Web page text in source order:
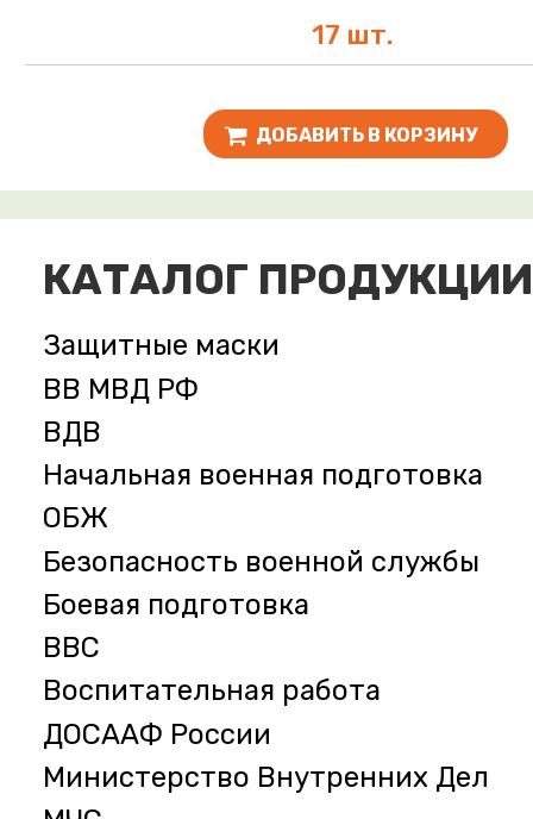
17 шт.
ДОБАВИТЬ В КОРЗИНУ
КАТАЛОГ ПРОДУКЦИИ
Защитные маски
ВВ МВД РФ
ВДВ
Начальная военная подготовка
ОБЖ
Безопасность военной службы
Боевая подготовка
ВВС
Воспитательная работа
ДОСААФ России
Министерство Внутренних Дел